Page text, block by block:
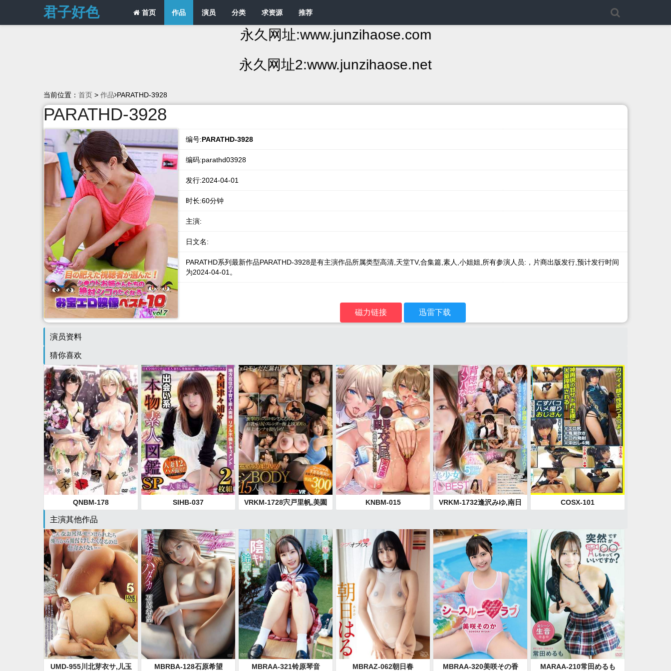
君子好色 首页 作品 演员 分类 求资源 推荐
永久网址:www.junzihaose.com
永久网址2:www.junzihaose.net
当前位置： 首页 > 作品 PARATHD-3928
PARATHD-3928
编号:PARATHD-3928
编码:parathd03928
发行:2024-04-01
时长:60分钟
主演:
日文名:
PARATHD系列最新作品PARATHD-3928是有主演作品所属类型高清,天堂TV,合集篇,素人,小姐姐,所有参演人员:，片商出版发行,预计发行时间
为2024-04-01。
磁力链接 迅雷下载
演员资料
猜你喜欢
QNBM-178 SIHB-037
VRKM-1728宍戸里帆,美園
和花,尾崎えりか,森日向子,
多野結衣,紗々原ゆり,月野
かすみ,美咲かんな,木下ひ
まり（花沢ひまり）,真木
今日子,胡桃さくら,流川莉
央,黒川すみれ
KNBM-015
VRKM-1732逢沢みゆ,南日
菜乃,斎藤あみり,松井日奈
さくら,小那海あや,和久井
美兎,藤田ゆず,美澄玲衣,椎
名心春,桜木美音,渚みつき,
片寄しゅうか,雛乃ゆな
COSX-101
主演其他作品
UMD-955川北芽衣サ,儿玉 MBRBA-128石原希望 MBRAA-321铃原琴音 MBRAZ-062朝日春 MBRAA-320美咲その香 MARAA-210常田めるも